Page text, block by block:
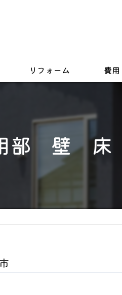
リフォーム
お風呂
トイレ
戸建て
費
部 壁 床